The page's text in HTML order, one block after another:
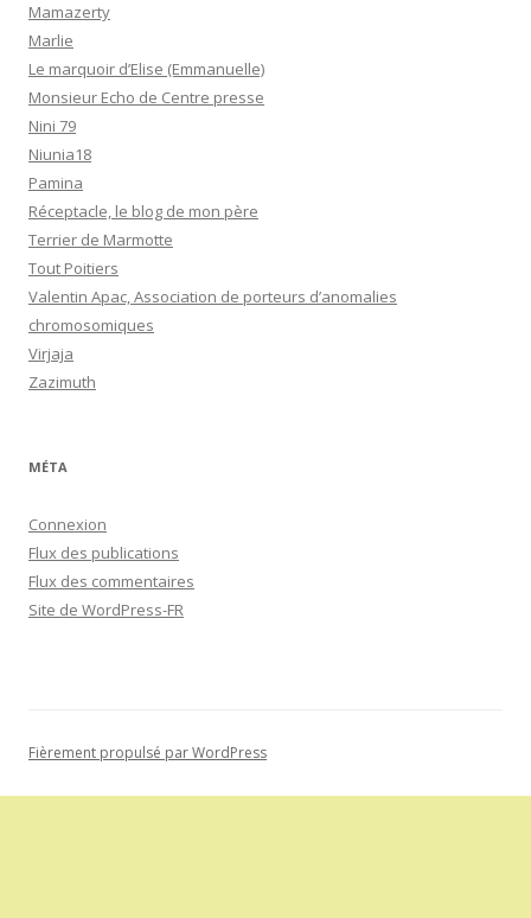
Monsieur Echo de Centre presse
Nini 79
Niunia18
Pamina
Réceptacle, le blog de mon père
Terrier de Marmotte
Tout Poitiers
Valentin Apac, Association de porteurs d’anomalies
chromosomiques
Virjaja
Zazimuth
MÉTA
Flux des publications
Site de WordPress-FR